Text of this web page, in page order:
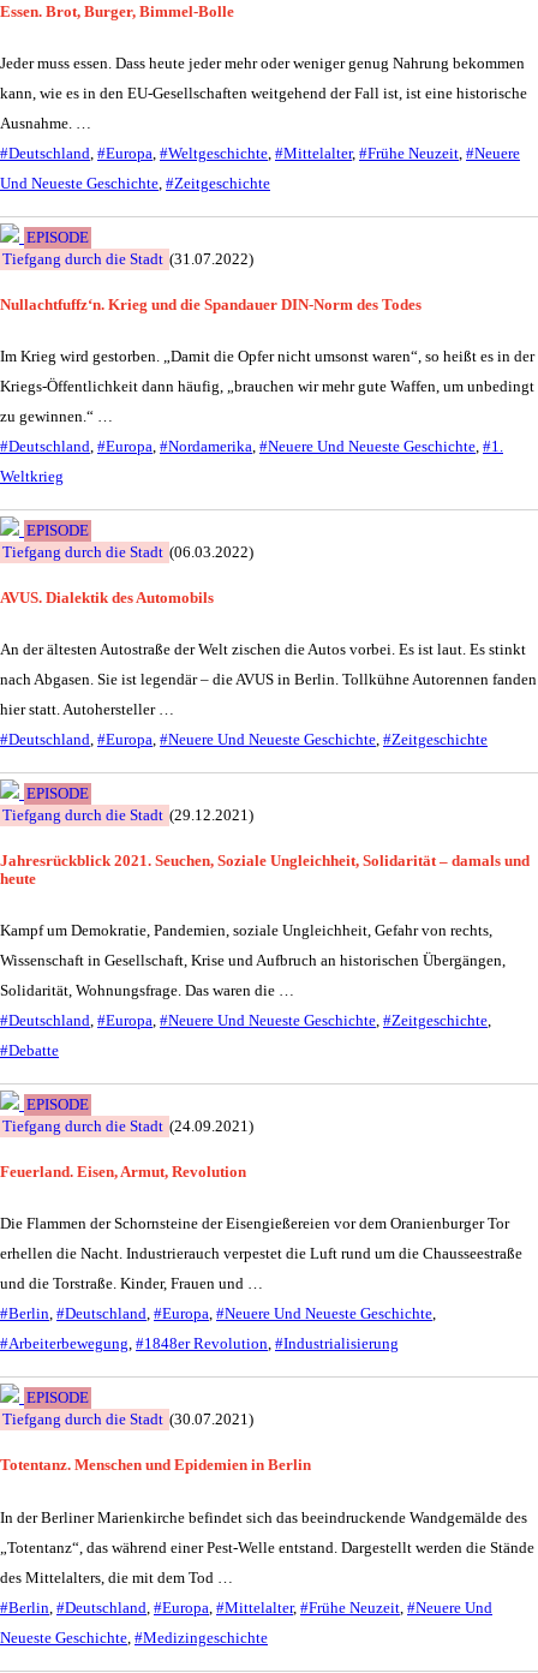
Essen. Brot, Burger, Bimmel-Bolle
Jeder muss essen. Dass heute jeder mehr oder weniger genug Nahrung bekommen
kann, wie es in den EU-Gesellschaften weitgehend der Fall ist, ist eine historische
Ausnahme. …
#Deutschland, #Europa, #Weltgeschichte, #Mittelalter, #Frühe Neuzeit, #Neuere
Und Neueste Geschichte, #Zeitgeschichte
EPISODE
Tiefgang durch die Stadt (31.07.2022)
Nullachtfuffz‘n. Krieg und die Spandauer DIN-Norm des Todes
Im Krieg wird gestorben. „Damit die Opfer nicht umsonst waren“, so heißt es in der
Kriegs-Öffentlichkeit dann häufig, „brauchen wir mehr gute Waffen, um unbedingt
zu gewinnen.“ …
#Deutschland, #Europa, #Nordamerika, #Neuere Und Neueste Geschichte, #1.
Weltkrieg
EPISODE
Tiefgang durch die Stadt (06.03.2022)
AVUS. Dialektik des Automobils
An der ältesten Autostraße der Welt zischen die Autos vorbei. Es ist laut. Es stinkt
nach Abgasen. Sie ist legendär – die AVUS in Berlin. Tollkühne Autorennen fanden
hier statt. Autohersteller …
#Deutschland, #Europa, #Neuere Und Neueste Geschichte, #Zeitgeschichte
EPISODE
Tiefgang durch die Stadt (29.12.2021)
Jahresrückblick 2021. Seuchen, Soziale Ungleichheit, Solidarität – damals und
heute
Kampf um Demokratie, Pandemien, soziale Ungleichheit, Gefahr von rechts,
Wissenschaft in Gesellschaft, Krise und Aufbruch an historischen Übergängen,
Solidarität, Wohnungsfrage. Das waren die …
#Deutschland, #Europa, #Neuere Und Neueste Geschichte, #Zeitgeschichte,
#Debatte
EPISODE
Tiefgang durch die Stadt (24.09.2021)
Feuerland. Eisen, Armut, Revolution
Die Flammen der Schornsteine der Eisengießereien vor dem Oranienburger Tor
erhellen die Nacht. Industrierauch verpestet die Luft rund um die Chausseestraße
und die Torstraße. Kinder, Frauen und …
#Berlin, #Deutschland, #Europa, #Neuere Und Neueste Geschichte,
#Arbeiterbewegung, #1848er Revolution, #Industrialisierung
EPISODE
Tiefgang durch die Stadt (30.07.2021)
Totentanz. Menschen und Epidemien in Berlin
In der Berliner Marienkirche befindet sich das beeindruckende Wandgemälde des
„Totentanz“, das während einer Pest-Welle entstand. Dargestellt werden die Stände
des Mittelalters, die mit dem Tod …
#Berlin #Deutschland #Europa #Mittelalter, #Frühe Neuzeit #Neuere Und
Neueste Geschichte #Medizingeschichte